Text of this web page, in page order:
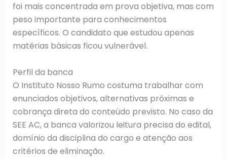
foi mais concentrada em prova objetiva, mas com
peso importante para conhecimentos
específicos. O candidato que estudou apenas
matérias básicas ficou vulnerável.
Perfil da banca
O Instituto Nosso Rumo costuma trabalhar com
enunciados objetivos, alternativas próximas e
cobrança direta do conteúdo previsto. No caso da
SEE AC, a banca valorizou leitura precisa do edital,
domínio da disciplina do cargo e atenção aos
critérios de eliminação.